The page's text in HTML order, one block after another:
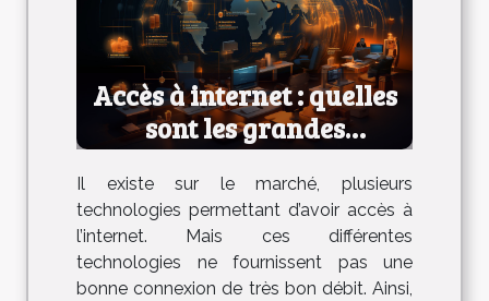
Accès à internet : quelles
sont les grandes
technologies ?
Il existe sur le marché, plusieurs
technologies permettant d’avoir accès à
l’internet. Mais ces différentes
technologies ne fournissent pas une
bonne connexion de très bon débit. Ainsi,